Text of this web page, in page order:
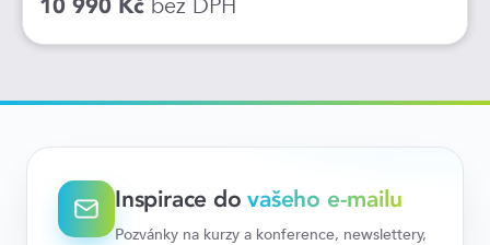
10 990 Kč
Inspirace dovašeho e-mailu
Pozvánky na kurzy a konference, newslettery,